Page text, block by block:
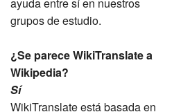
grupos de estudio.
¿Se parece WikiTranslate a
Wikipedia?
Sí
WikiTranslate está basada en